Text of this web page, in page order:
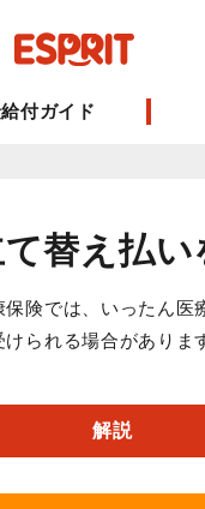
付ガイド
替え払い
保険では、いったん医
けられる場合がありま
解説